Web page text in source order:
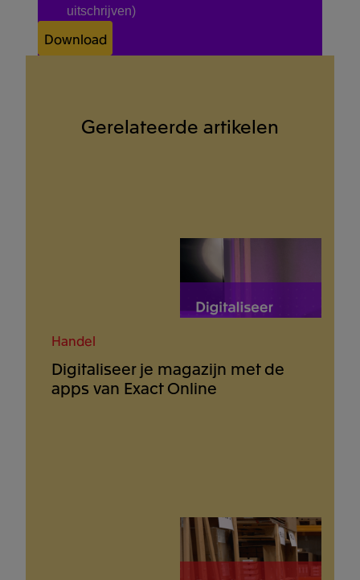
uitschrijven)
Download
Gerelateerde artikelen
Handel
Digitaliseer je magazijn met de
apps van Exact Online